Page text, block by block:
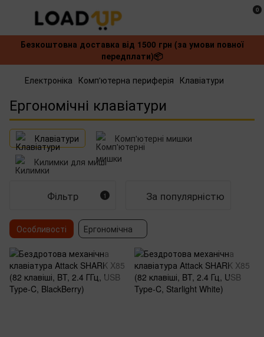
0
Безкоштовна доставка від 1500 грн (за умови повної
передплати)📦
Електроніка Комп'ютерна периферія Клавіатури
Ергономічні клавіатури
Клавіатури
Комп'ютерні мишки
Килимки для миші
Фільтр 1 За популярністю
Особливості Ергономічна